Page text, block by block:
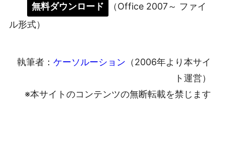
無料ダウンロード
（Office 2007～ ファイ
ル形式）
執筆者： ケーソルーション （2006年より本サイ
ト運営）
※本サイトのコンテンツの無断転載を禁じます